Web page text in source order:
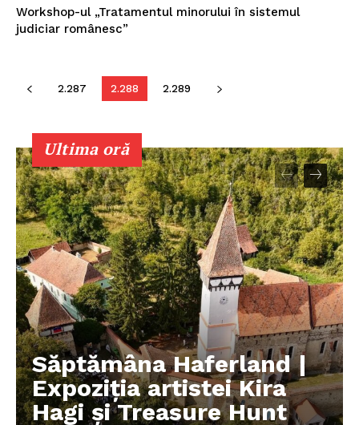
FREEDOM HOUSE ROMÂNIA
PRESShub
Despre noi / Echipa
Proiecte editoriale
Rețea
Contact
Workshop-ul „Tratamentul minorului în sistemul
judiciar românesc”
2.287 2.288 2.289
Ultima oră
Săptămâna Haferland |
Expoziţia artistei Kira
Hagi şi Treasure Hunt